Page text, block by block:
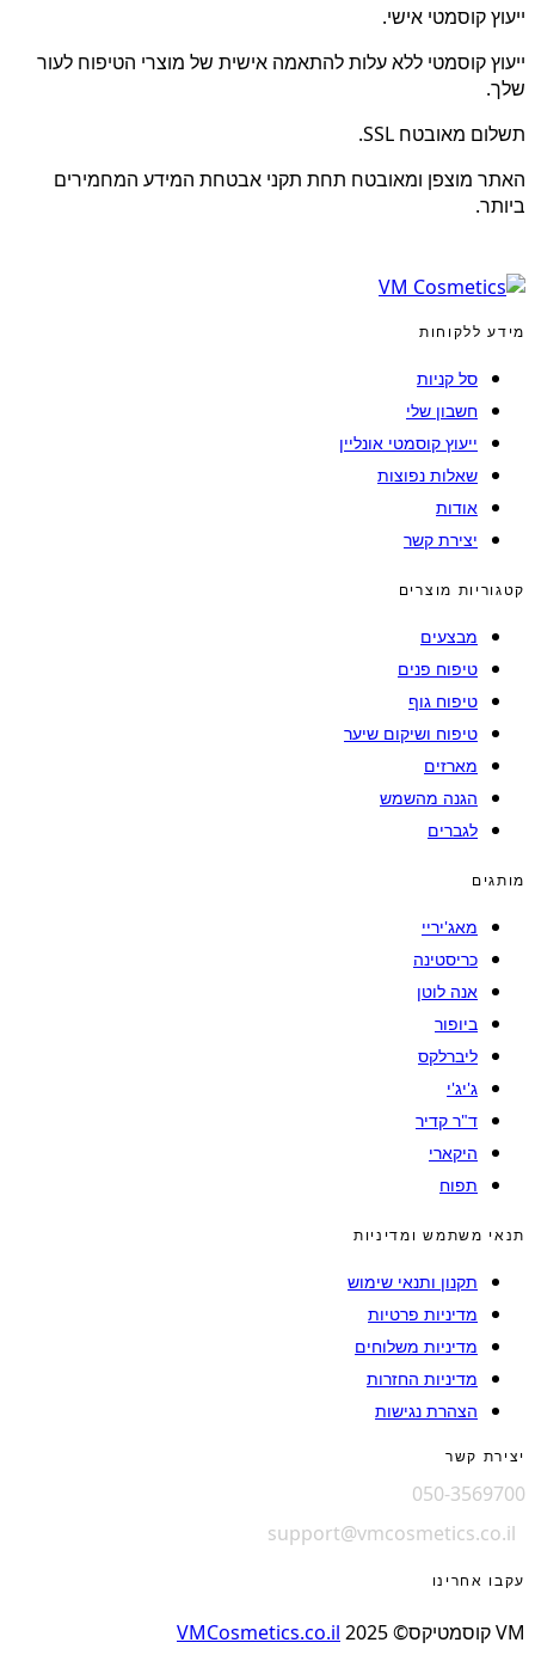
ייעוץ קוסמטי אישי.
ייעוץ קוסמטי ללא עלות להתאמה אישית של מוצרי הטיפוח לעור
שלך.
תשלום מאובטח SSL.
האתר מוצפן ומאובטח תחת תקני אבטחת המידע המחמירים
ביותר.
מידע ללקוחות
סל קניות
חשבון שלי
ייעוץ קוסמטי אונליין
שאלות נפוצות
אודות
יצירת קשר
קטגוריות מוצרים
מבצעים
טיפוח פנים
טיפוח גוף
טיפוח ושיקום שיער
מארזים
הגנה מהשמש
לגברים
מותגים
מאג'יריי
כריסטינה
אנה לוטן
ביופור
ליברלקס
ג'יג'י
ד"ר קדיר
היקארי
תפוח
תנאי משתמש ומדיניות
תקנון ותנאי שימוש
מדיניות פרטיות
מדיניות משלוחים
מדיניות החזרות
הצהרת נגישות
יצירת קשר
050-3569700
support@vmcosmetics.co.il
עקבו אחרינו
VM קוסמטיקס© 2025 VMCosmetics.co.il